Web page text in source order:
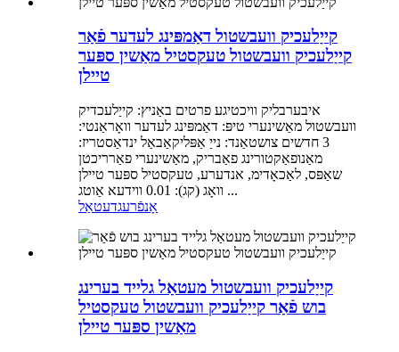
קייַלעכיק וועבשטול דאַמפּינג לעדער פֿאַר
קייַלעכיק וועבשטול טעקסטיל מאַשין ספּער
טיילן
איבערבליק וויכטיגע פרטים באַניץ: קייַלעכדיק
וועבשטול מאַשינערי טיפּ: דאַמפּינג לעדער וואָראַנטי:
3 חדשים צושטאַנד: נייַ אַפּליקאַבאַל ינדאַסטריז:
מאַנופאַקטורינג פאַבריק, מאַשינערי פאַרריכטן
שאַפּס, לאַכאָדימ, אנדערע, טעקסטיל ספּער טיילן
וואָג (קג): 0.01 ווידעא אַוטג ...
אָנפֿרעגדעטאַל
קייַלעכיק וועבשטול מעטאַל גלייד בערינג
בוש פֿאַר קייַלעכיק וועבשטול טעקסטיל
מאַשין ספּער טיילן